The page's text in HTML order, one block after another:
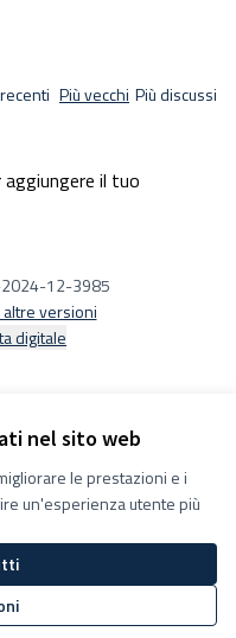
nel sito web
le prestazioni e i
un'esperienza utente più
Più vecchi Più discussi
aggiungere il tuo
2024-12-3985
altre versioni
digitale